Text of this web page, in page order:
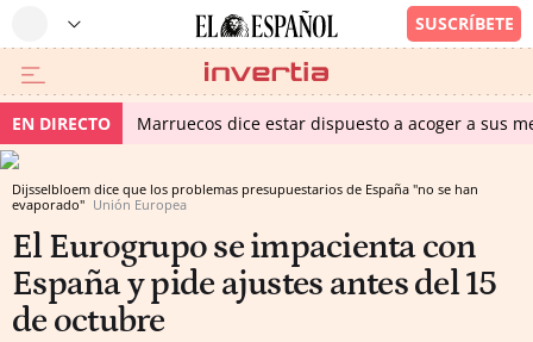
EN DIRECTO Marruecos dice estar dispuesto a acoger a sus
Dijsselbloem dice que los problemas presupuestarios de España "no se han
evaporado" Unión Europea
El Eurogrupo se impacienta con
España y pide ajustes antes del 15
de octubre